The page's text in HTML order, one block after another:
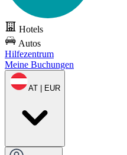
Hotels
Autos
Hilfezentrum
Meine Buchungen
AT | EUR